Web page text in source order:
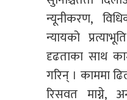
न्यूनीकरण,
न्यायको
दृढताका साथ
गरिन् । काममा
रिसवत माग्ने,